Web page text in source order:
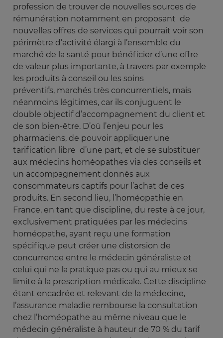
profession de trouver de nouvelles sources de
rémunération notamment en proposant de
nouvelles offres de services qui pourrait voir son
périmètre d’activité élargi à l’ensemble du
marché de la santé pour bénéficier d’une offre
de valeur plus importante, à travers par exemple
les produits à conseil ou les soins
préventifs, marchés très concurrentiels, mais
néanmoins légitimes, car ils conjuguent le
double objectif d’accompagnement du client et
de son bien-être. D’où l’enjeu pour les
pharmaciens, de pouvoir appliquer une
tarification libre d’une part, et de se substituer
aux médecins homéopathes via des conseils et
un accompagnement donnés aux
consommateurs captifs pour l’achat de ces
produits. En second lieu, l’homéopathie en
France, en tant que discipline, du reste à ce jour,
exclusivement pratiquées par les médecins
homéopathe, ayant reçu une formation
spécifique peut créer une distorsion de
concurrence entre le médecin généraliste et
celui qui ne la pratique pas ou qui au mieux se
limite à la prescription médicale. Cette discipline
étant encadrée et relevant de la médecine,
l’assurance maladie rembourse la consultation
chez l’homéopathe au même niveau que le
médecin généraliste à hauteur de 70 % du tarif